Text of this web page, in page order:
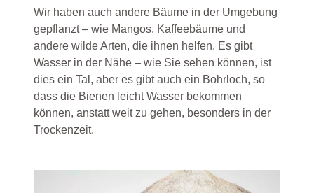
Wir haben auch andere Bäume in der Umgebung
gepflanzt – wie Mangos, Kaffeebäume und
andere wilde Arten, die ihnen helfen. Es gibt
Wasser in der Nähe – wie Sie sehen können, ist
dies ein Tal, aber es gibt auch ein Bohrloch, so
dass die Bienen leicht Wasser bekommen
können, anstatt weit zu gehen, besonders in der
Trockenzeit.